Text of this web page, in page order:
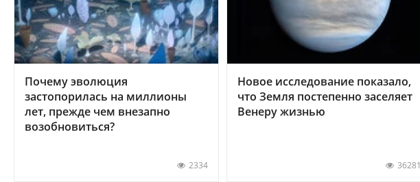
Почему эволюция
застопорилась на миллионы
лет, прежде чем внезапно
возобновиться?
2334
Новое исследование показало,
что Земля постепенно заселяет
Венеру жизнью
36281